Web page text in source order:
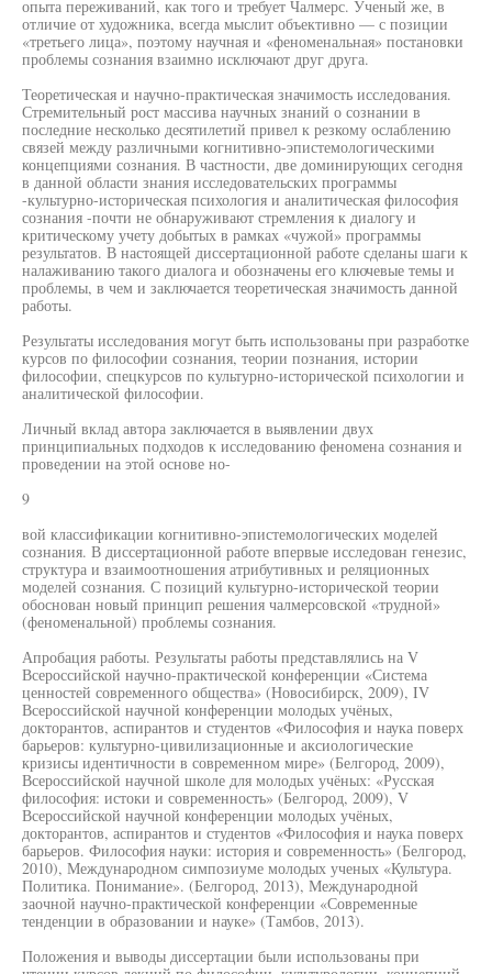
опыта переживаний, как того и требует Чалмерс. Ученый же, в
отличие от художника, всегда мыслит объективно — с позиции
«третьего лица», поэтому научная и «феноменальная» постановки
проблемы сознания взаимно исключают друг друга.
Теоретическая и научно-практическая значимость исследования.
Стремительный рост массива научных знаний о сознании в
последние несколько десятилетий привел к резкому ослаблению
связей между различными когнитивно-эпистемологическими
концепциями сознания. В частности, две доминирующих сегодня
в данной области знания исследовательских программы
-культурно-историческая психология и аналитическая философия
сознания -почти не обнаруживают стремления к диалогу и
критическому учету добытых в рамках «чужой» программы
результатов. В настоящей диссертационной работе сделаны шаги к
налаживанию такого диалога и обозначены его ключевые темы и
проблемы, в чем и заключается теоретическая значимость данной
работы.
Результаты исследования могут быть использованы при разработке
курсов по философии сознания, теории познания, истории
философии, спецкурсов по культурно-исторической психологии и
аналитической философии.
Личный вклад автора заключается в выявлении двух
принципиальных подходов к исследованию феномена сознания и
проведении на этой основе но-
9
вой классификации когнитивно-эпистемологических моделей
сознания. В диссертационной работе впервые исследован генезис,
структура и взаимоотношения атрибутивных и реляционных
моделей сознания. С позиций культурно-исторической теории
обоснован новый принцип решения чалмерсовской «трудной»
(феноменальной) проблемы сознания.
Апробация работы. Результаты работы представлялись на V
Всероссийской научно-практической конференции «Система
ценностей современного общества» (Новосибирск, 2009), IV
Всероссийской научной конференции молодых учёных,
докторантов, аспирантов и студентов «Философия и наука поверх
барьеров: культурно-цивилизационные и аксиологические
кризисы идентичности в современном мире» (Белгород, 2009),
Всероссийской научной школе для молодых учёных: «Русская
философия: истоки и современность» (Белгород, 2009), V
Всероссийской научной конференции молодых учёных,
докторантов, аспирантов и студентов «Философия и наука поверх
барьеров. Философия науки: история и современность» (Белгород,
2010), Международном симпозиуме молодых ученых «Культура.
Политика. Понимание». (Белгород, 2013), Международной
заочной научно-практической конференции «Современные
тенденции в образовании и науке» (Тамбов, 2013).
Положения и выводы диссертации были использованы при